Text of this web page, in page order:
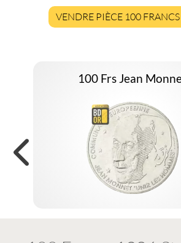
VENDRE PIÈCE 100
100 Frs Jean